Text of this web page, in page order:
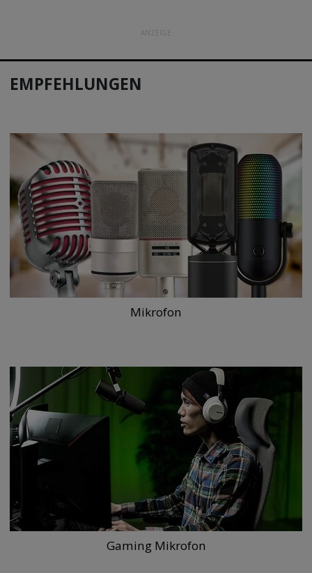
ANZEIGE
EMPFEHLUNGEN
Mikrofon
Gaming Mikrofon